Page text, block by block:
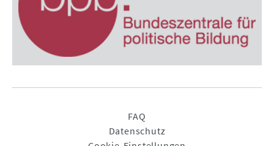
FAQ
Datenschutz